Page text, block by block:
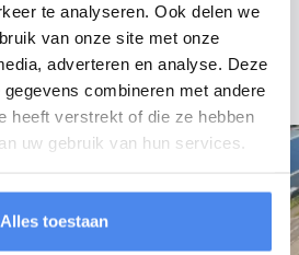
te analyseren. Ook delen we
van onze site met onze
adverteren en analyse. Deze
combineren met andere
heeft verstrekt of die ze hebben
uw gebruik van hun services.
Alles toestaan
Om zeker te zijn dat u de juiste
telefonisch contact opnemen.